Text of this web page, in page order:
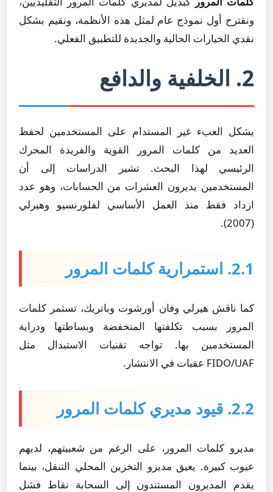
ونقترح أول نموذج عام لمثل هذه الأنظمة، ونقيم بشكل
نقدي الخيارات الحالية والجديدة للتطبيق الفعلي.
2. الخلفية والدافع
يشكل العبء غير المستدام على المستخدمين لحفظ
العديد من كلمات المرور القوية والفريدة المحرك
الرئيسي لهذا البحث. تشير الدراسات إلى أن
المستخدمين يديرون العشرات من الحسابات، وهو عدد
ازداد فقط منذ العمل الأساسي لفلورنسيو وهيرلي
(2007).
2.1. استمرارية كلمات المرور
كما ناقش هيرلي وفان أورشوت وباتريك، تستمر كلمات
المرور بسبب تكلفتها المنخفضة وبساطتها ودراية
المستخدمين بها. تواجه تقنيات الاستبدال مثل
FIDO/UAF عقبات في الانتشار.
2.2. قيود مديري كلمات المرور
مديرو كلمات المرور، على الرغم من شعبيتهم، لديهم
عيوب كبيرة. يعيق مديرو التخزين المحلي التنقل، بينما
يقدم المديرون المستندون إلى السحابة نقاط فشل